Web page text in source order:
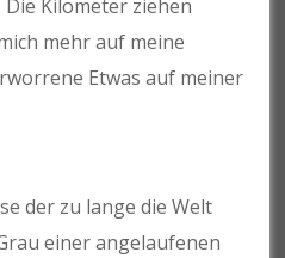
Kilometer ziehen
mehr auf meine
Etwas auf meiner
der zu lange die Welt
einer angelaufenen